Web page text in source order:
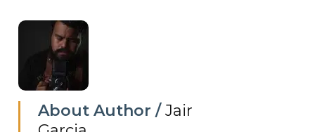
About Author /Jair